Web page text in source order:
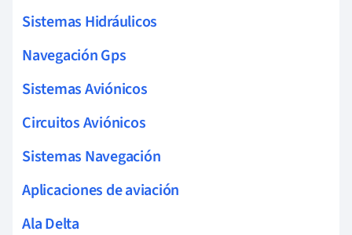
Sistemas Hidráulicos
Navegación Gps
Sistemas Aviónicos
Circuitos Aviónicos
Sistemas Navegación
Aplicaciones de aviación
Ala Delta